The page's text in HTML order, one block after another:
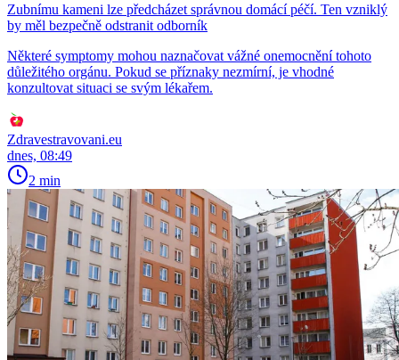
Zubnímu kameni lze předcházet správnou domácí péčí. Ten vzniklý
by měl bezpečně odstranit odborník
Některé symptomy mohou naznačovat vážné onemocnění tohoto
důležitého orgánu. Pokud se příznaky nezmírní, je vhodné
konzultovat situaci se svým lékařem.
Zdravestravovani.eu
dnes, 08:49
2 min